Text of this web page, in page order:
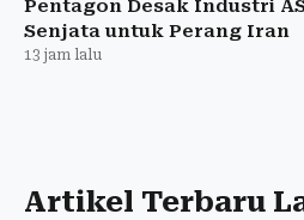
Pentagon Desak Industri
Senjata untuk Perang Iran
13 jam lalu
Artikel Terbaru